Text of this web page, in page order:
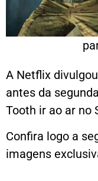
A Netflix
antes da
Tooth ir ao ar no
Confira logo a
imagens